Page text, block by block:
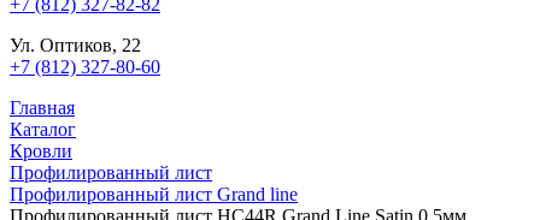
Ул. Оптиков, 22
+7 (812) 327-80-60
Главная
Каталог
Кровли
Профилированный лист
Профилированный лист Grand line
Профилированный лист HC44R Grand Line Satin 0.5мм